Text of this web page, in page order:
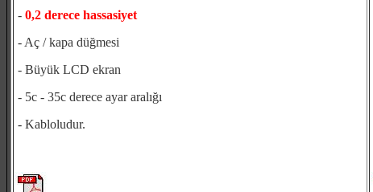
- 0,2 derece hassasiyet
- Aç / kapa düğmesi
- Büyük LCD ekran
- 5c - 35c derece ayar aralığı
- Kabloludur.